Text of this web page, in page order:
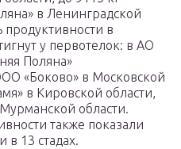
в Ленинградской
продуктивности в
у первотелок: в АО
Поляна»
«Боково» в Московской
в Кировской области,
области.
также показали
в 13 стадах.